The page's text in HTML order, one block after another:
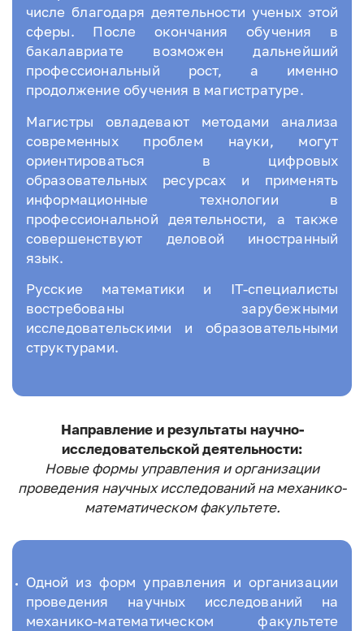
числе благодаря деятельности ученых этой
сферы. После окончания обучения в
бакалавриате возможен дальнейший
профессиональный рост, а именно
продолжение обучения в магистратуре.
Магистры овладевают методами анализа
современных проблем науки, могут
ориентироваться в цифровых
образовательных ресурсах и применять
информационные технологии в
профессиональной деятельности, а также
совершенствуют деловой иностранный
язык.
Русские математики и IT-специалисты
востребованы зарубежными
исследовательскими и образовательными
структурами.
Направление и результаты научно-
исследовательской деятельности:
Новые формы управления и организации
проведения научных исследований на механико-
математическом факультете.
Одной из форм управления и организации
проведения научных исследований на
механико-математическом факультете